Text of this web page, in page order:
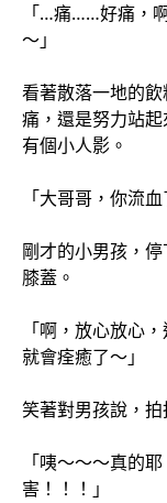
「…痛……好痛，
～」
看著散落一地的
痛，還是努力站
有個小人影。
「大哥哥，你流血
剛才的小男孩，
膝蓋。
「啊，放心放心
就會痊癒了～」
笑著對男孩說，拍
「咦～～～真的
害！！！」